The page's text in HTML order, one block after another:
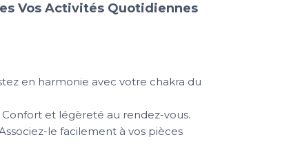
Vos Activités Quotidiennes
en harmonie avec votre chakra du
Confort et légèreté au rendez-vous.
le facilement à vos pièces